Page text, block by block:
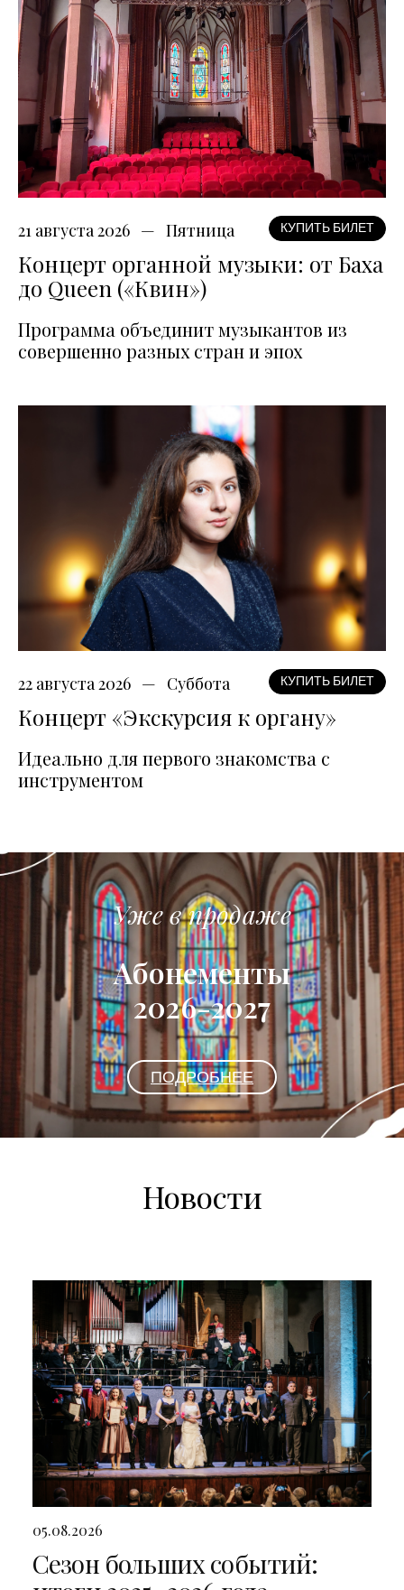
21 августа 2026 Пятница КУПИТЬ БИЛЕТ
Концерт органной музыки: от Баха
до Queen («Квин»)
Программа объединит музыкантов из
совершенно разных стран и эпох
22 августа 2026 Суббота КУПИТЬ БИЛЕТ
Концерт «Экскурсия к органу»
Идеально для первого знакомства с
инструментом
Уже в продаже
Абонементы
2026-2027
ПОДРОБНЕЕ
Новости
05.08.2026
Сезон больших событий: